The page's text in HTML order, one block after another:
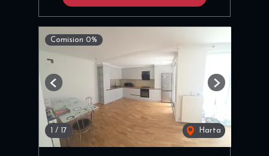
Comision 0%
/ 17 Harta
Previous Next